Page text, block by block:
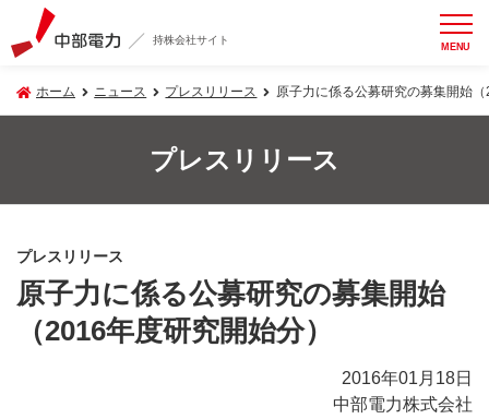
持株会社サイト MENU
ホーム ニュース プレスリリース 原子力に係る公募研究の募集開始
プレスリリース
プレスリリース
原子力に係る公募研究の募集開始
（2016年度研究開始分）
2016年01月18日
中部電力株式会社